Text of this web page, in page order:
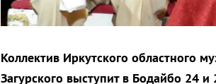
Коллектив Иркутского областного
Загурского выступит в Бодайбо 24